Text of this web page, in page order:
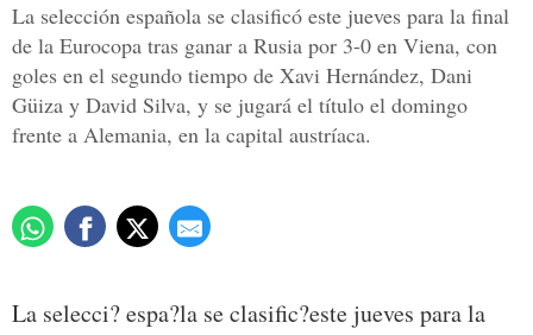
La selección española se clasificó este jueves para la final
de la Eurocopa tras ganar a Rusia por 3-0 en Viena, con
goles en el segundo tiempo de Xavi Hernández, Dani
Güiza y David Silva, y se jugará el título el domingo
frente a Alemania, en la capital austríaca.
La selecci? espa?la se clasific?este jueves para la